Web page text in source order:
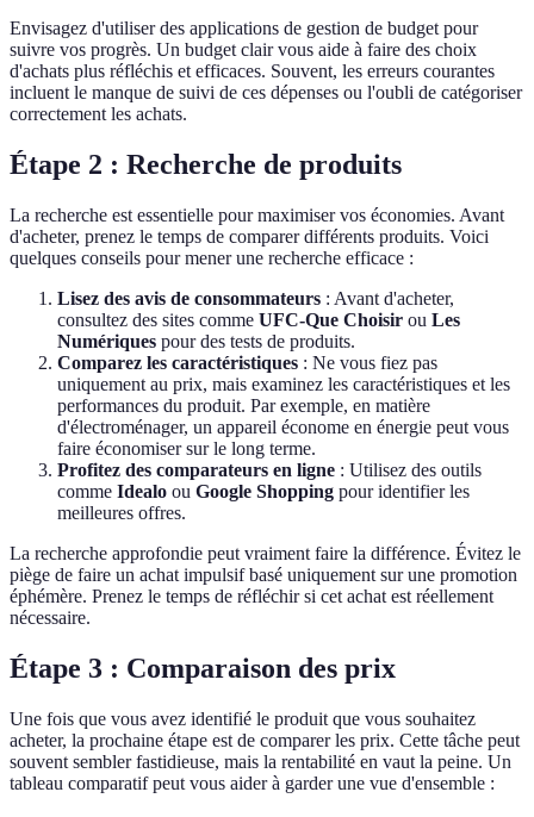
Envisagez d'utiliser des applications de gestion de budget pour
suivre vos progrès. Un budget clair vous aide à faire des choix
d'achats plus réfléchis et efficaces. Souvent, les erreurs courantes
incluent le manque de suivi de ces dépenses ou l'oubli de catégoriser
correctement les achats.
Étape 2 : Recherche de produits
La recherche est essentielle pour maximiser vos économies. Avant
d'acheter, prenez le temps de comparer différents produits. Voici
quelques conseils pour mener une recherche efficace :
Lisez des avis de consommateurs : Avant d'acheter,
consultez des sites comme UFC-Que Choisir ou Les
Numériques pour des tests de produits.
Comparez les caractéristiques : Ne vous fiez pas
uniquement au prix, mais examinez les caractéristiques et les
performances du produit. Par exemple, en matière
d'électroménager, un appareil économe en énergie peut vous
faire économiser sur le long terme.
Profitez des comparateurs en ligne : Utilisez des outils
comme Idealo ou Google Shopping pour identifier les
meilleures offres.
La recherche approfondie peut vraiment faire la différence. Évitez le
piège de faire un achat impulsif basé uniquement sur une promotion
éphémère. Prenez le temps de réfléchir si cet achat est réellement
nécessaire.
Étape 3 : Comparaison des prix
Une fois que vous avez identifié le produit que vous souhaitez
acheter, la prochaine étape est de comparer les prix. Cette tâche peut
souvent sembler fastidieuse, mais la rentabilité en vaut la peine. Un
tableau comparatif peut vous aider à garder une vue d'ensemble :